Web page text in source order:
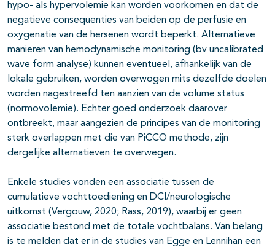
hypo- als hypervolemie kan worden voorkomen en dat de
negatieve consequenties van beiden op de perfusie en
oxygenatie van de hersenen wordt beperkt. Alternatieve
manieren van hemodynamische monitoring (bv uncalibrated
wave form analyse) kunnen eventueel, afhankelijk van de
lokale gebruiken, worden overwogen mits dezelfde doelen
worden nagestreefd ten aanzien van de volume status
(normovolemie). Echter goed onderzoek daarover
ontbreekt, maar aangezien de principes van de monitoring
sterk overlappen met die van PiCCO methode, zijn
dergelijke alternatieven te overwegen.
Enkele studies vonden een associatie tussen de
cumulatieve vochttoediening en DCI/neurologische
uitkomst (Vergouw, 2020; Rass, 2019), waarbij er geen
associatie bestond met de totale vochtbalans. Van belang
is te melden dat er in de studies van Egge en Lennihan een